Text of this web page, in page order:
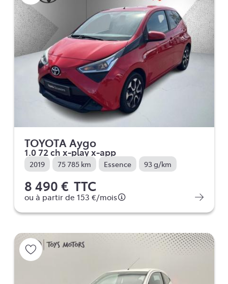
TOYOTA Aygo
1.0 72 ch x-play x-app
2019 75 785 km Essence 93 g/km
8 490 € TTC
ou à partir de 153 €/mois